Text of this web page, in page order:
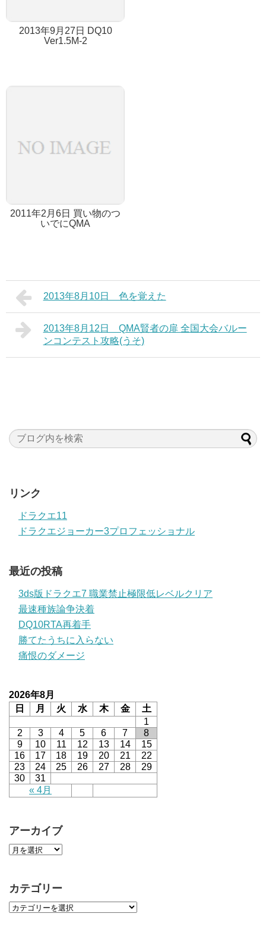
2013年9月27日 DQ10
Ver1.5M-2
2011年2月6日 買い物のつ
いでにQMA
2013年8月10日 色を覚えた
2013年8月12日 QMA賢者の扉 全国大会バルー
ンコンテスト攻略(うそ)
リンク
ドラクエ11
ドラクエジョーカー3プロフェッショナル
最近の投稿
3ds版ドラクエ7 職業禁止極限低レベルクリア
最速種族論争決着
DQ10RTA再着手
勝てたうちに入らない
痛恨のダメージ
2026年8月
日
月 火 水 木 金 土
« 4月
1
2
3 4 5 6 7
8
9
10 11 12 13 14
15
16
17 18 19 20 21
22
23
24 25 26 27 28
29
30
31
アーカイブ
カテゴリー